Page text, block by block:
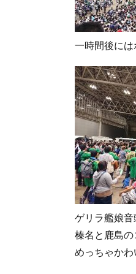
一時間後に
ゲリラ艦娘
榛名と鹿島
めっちゃかわ